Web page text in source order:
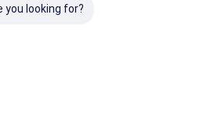
China Fabriek.Copyright © 2026
Co., Ltd.. All Rights Reserved.
you looking for?